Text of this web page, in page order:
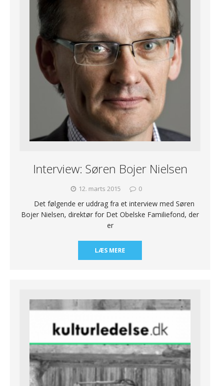
Interview: Søren Bojer Nielsen
12. marts 2015 0
Det følgende er uddrag fra et interview med Søren
Bojer Nielsen, direktør for Det Obelske Familiefond, der
er
LÆS MERE